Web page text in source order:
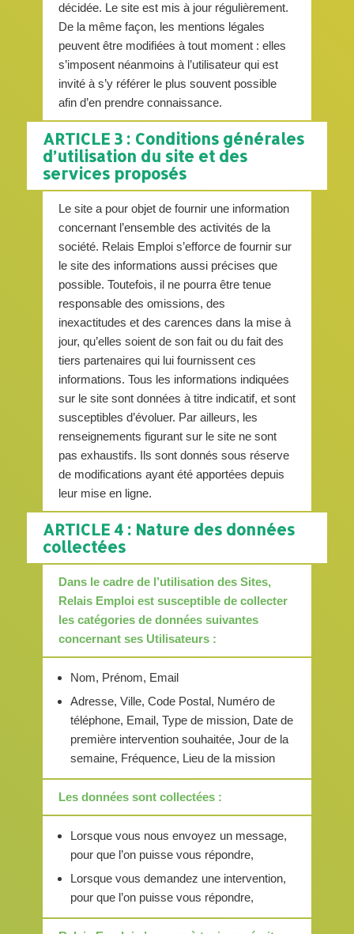
décidée. Le site est mis à jour régulièrement.
De la même façon, les mentions légales
peuvent être modifiées à tout moment : elles
s’imposent néanmoins à l’utilisateur qui est
invité à s’y référer le plus souvent possible
afin d’en prendre connaissance.
ARTICLE 3 : Conditions générales
d’utilisation du site et des
services proposés
Le site a pour objet de fournir une information
concernant l’ensemble des activités de la
société. Relais Emploi s’efforce de fournir sur
le site des informations aussi précises que
possible. Toutefois, il ne pourra être tenue
responsable des omissions, des
inexactitudes et des carences dans la mise à
jour, qu’elles soient de son fait ou du fait des
tiers partenaires qui lui fournissent ces
informations. Tous les informations indiquées
sur le site sont données à titre indicatif, et sont
susceptibles d’évoluer. Par ailleurs, les
renseignements figurant sur le site ne sont
pas exhaustifs. Ils sont donnés sous réserve
de modifications ayant été apportées depuis
leur mise en ligne.
ARTICLE 4 : Nature des données
collectées
Dans le cadre de l’utilisation des Sites,
Relais Emploi est susceptible de collecter
les catégories de données suivantes
concernant ses Utilisateurs :
Nom, Prénom, Email
Adresse, Ville, Code Postal, Numéro de
téléphone, Email, Type de mission, Date de
première intervention souhaitée, Jour de la
semaine, Fréquence, Lieu de la mission
Les données sont collectées :
Lorsque vous nous envoyez un message,
pour que l’on puisse vous répondre,
Lorsque vous demandez une intervention,
pour que l’on puisse vous répondre,